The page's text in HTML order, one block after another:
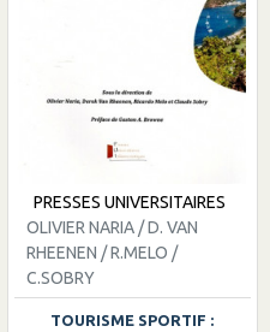
PRESSES UNIVERSITAIRES
OLIVIER NARIA / D. VAN
RHEENEN / R.MELO /
C.SOBRY
TOURISME SPORTIF :